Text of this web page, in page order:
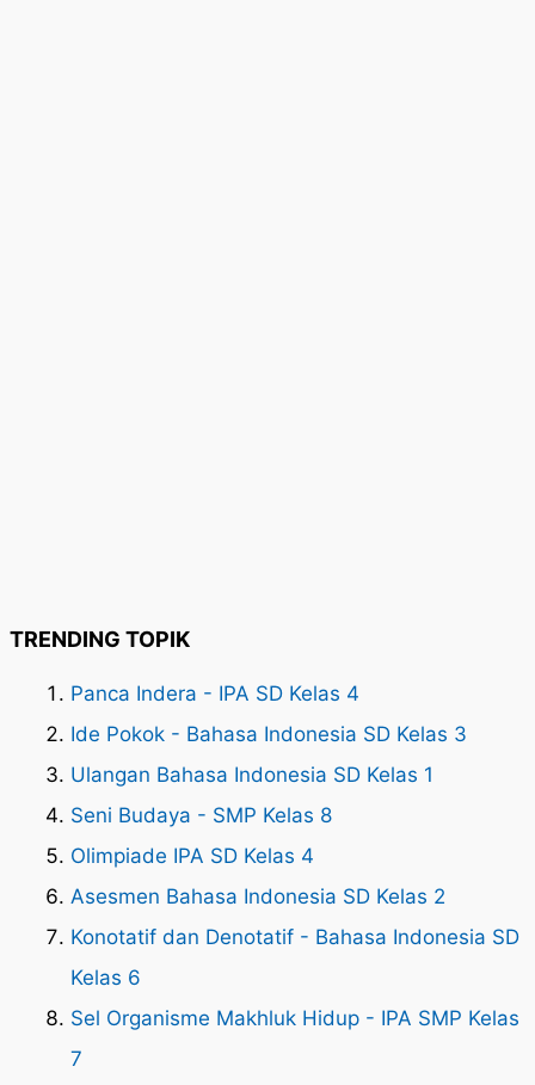
TRENDING TOPIK
Panca Indera - IPA SD Kelas 4
Ide Pokok - Bahasa Indonesia SD Kelas 3
Ulangan Bahasa Indonesia SD Kelas 1
Seni Budaya - SMP Kelas 8
Olimpiade IPA SD Kelas 4
Asesmen Bahasa Indonesia SD Kelas 2
Konotatif dan Denotatif - Bahasa Indonesia SD
Kelas 6
Sel Organisme Makhluk Hidup - IPA SMP Kelas
7